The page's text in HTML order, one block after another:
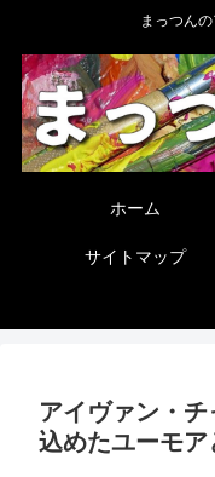
まっつん
ホーム
サイトマップ
アイヴァン・
込めたユーモア